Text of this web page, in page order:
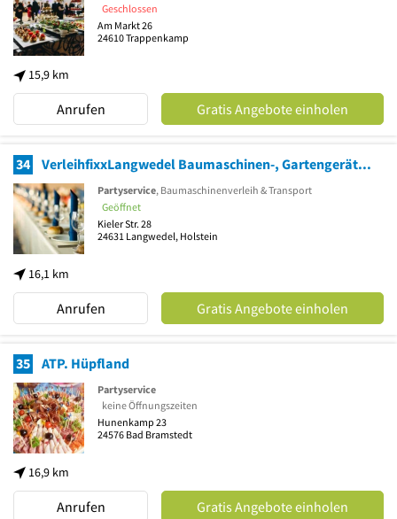
15,9 km
Geschlossen
Am Markt 26
24610Trappenkamp
Anrufen Gratis Angebote einholen
34 VerleihfixxLangwedel Baumaschinen-, Gartengeräte- und Werkzeugvermietung
16,1 km
Partyservice, Baumaschinenverleih & Transport
Geöffnet
Kieler Str. 28
24631 Langwedel, Holstein
Anrufen Gratis Angebote einholen
35 ATP. Hüpfland
16,9 km
Partyservice
keine Öffnungszeiten
Hunenkamp 23
24576 Bad Bramstedt
Anrufen Gratis Angebote einholen